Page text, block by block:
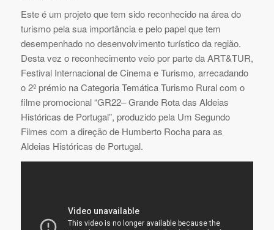
Este é um projeto que tem sido reconhecido na área do
turismo pela sua importância e pelo papel que tem
desempenhado no desenvolvimento turístico da região.
Desta vez o reconhecimento veio por parte da ART&TUR,
Festival Internacional de Cinema e Turismo, arrecadando
o 2º prémio na Categoria Temática Turismo Rural com o
filme promocional “GR22– Grande Rota das Aldeias
Históricas de Portugal”, produzido pela Um Segundo
Filmes com a direção de Humberto Rocha para as
Aldeias Históricas de Portugal.